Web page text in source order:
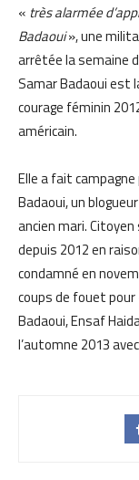
« très alarmée
Badaoui», une
arrêtée la semaine
Samar Badaoui est
courage féminin
américain.
Elle a fait
Badaoui, un
ancien mari.
depuis 2012 en
condamné en
coups de fouet pour
Badaoui, Ensaf
l’automne 2013